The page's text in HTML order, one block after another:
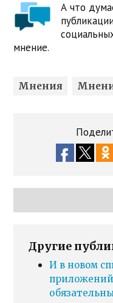
А что
мнение.
Мнения
Другие
И в новом